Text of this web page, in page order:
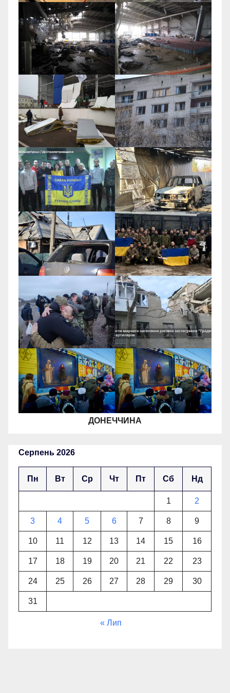
ДОНЕЧЧИНА
Серпень 2026
Пн Вт Ср Чт Пт Сб Нд
1 2
3 4 5 6 7 8 9
10 11 12 13 14 15 16
17 18 19 20 21 22 23
24 25 26 27 28 29 30
31
« Лип